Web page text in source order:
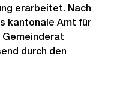
erarbeitet. Nach
kantonale Amt für
Gemeinderat
durch den